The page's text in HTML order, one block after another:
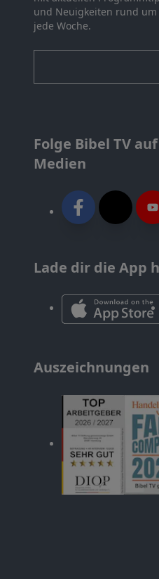
und Neuigkeiten rund
jede Woche.
Folge Bibel TV
Medien
Lade dir die App
Auszeichnungen